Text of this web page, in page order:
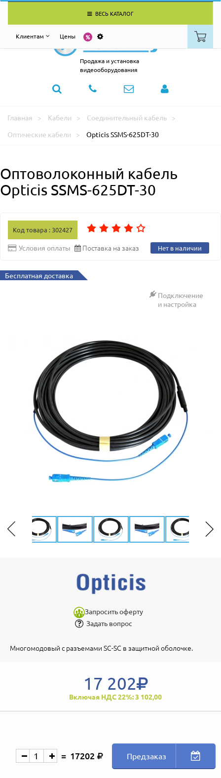
ВЕСЬ КАТАЛОГ
Клиентам Цены
Продажа и установка
видеооборудования
Главная Кабели
Соединительный кабель
Оптические кабели
Opticis SSMS-625DT-30
Оптоволоконный кабель
Opticis SSMS-625DT-30
Код товара : 302427
Условия оплаты Поставка на заказ Нет в наличии
Бесплатная доставка
Подключение
и настройка
Запросить оферту
Задать вопрос
Многомодовый с разъемами SC-SC в защитной оболочке.
17 202
Включая НДС 22%: 3 102,00
17202 Предзаказ